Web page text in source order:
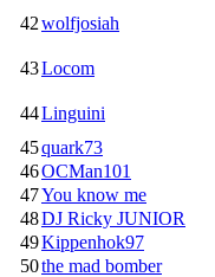
42wolfjosiah
43Locom
44Linguini
45quark73
46OCMan101
47You know me
48DJ Ricky JUNIOR
49Kippenhok97
50the mad bomber